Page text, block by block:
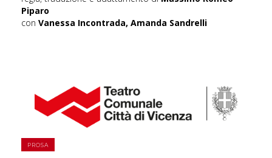
Piparo
con Vanessa Incontrada, Amanda Sandrelli
PROSA